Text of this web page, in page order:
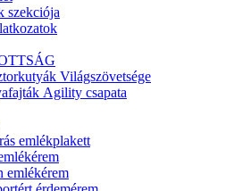
szekciója
Világszövetsége
Agility csapata
emlékplakett
emlékérem